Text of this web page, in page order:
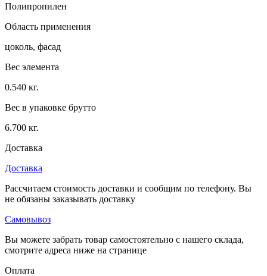
Полипропилен
Область применения
цоколь, фасад
Вес элемента
0.540 кг.
Вес в упаковке брутто
6.700 кг.
Доставка
Доставка
Рассчитаем стоимость доставки и сообщим по телефону. Вы
не обязаны заказывать доставку
Самовывоз
Вы можете забрать товар самостоятельно с нашего склада,
смотрите адреса ниже на странице
Оплата